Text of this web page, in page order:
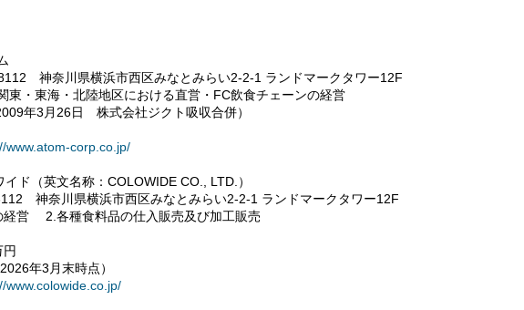
神奈川県横浜市西区みなとみらい2-2-1 ランドマークタワー12F
東・東海・北陸地区における直営・FC飲食チェーンの経営
年3月26日 株式会社ジクト吸収合併）
www.atom-corp.co.jp/
ド（英文名称：COLOWIDE CO., LTD.）
神奈川県横浜市西区みなとみらい2-2-1 ランドマークタワー12F
経営 2.各種食料品の仕入販売及び加工販売
年3月末時点）
www.colowide.co.jp/